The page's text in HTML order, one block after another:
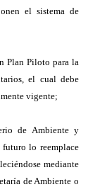
el sistema de
Plan Piloto para la
el cual debe
vigente;
de Ambiente y
lo reemplace
mediante
de Ambiente o